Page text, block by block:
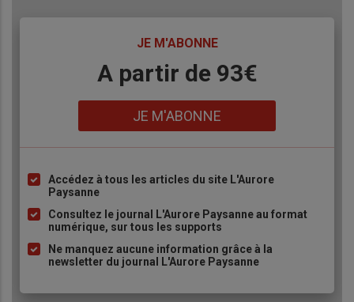
JE M'ABONNE
A partir de 93€
JE M'ABONNE
Liste
puce
Accédez à tous les articles du site L'Aurore
Paysanne
Consultez le journal L'Aurore Paysanne au format
numérique, sur tous les supports
Ne manquez aucune information grâce à la
newsletter du journal L'Aurore Paysanne